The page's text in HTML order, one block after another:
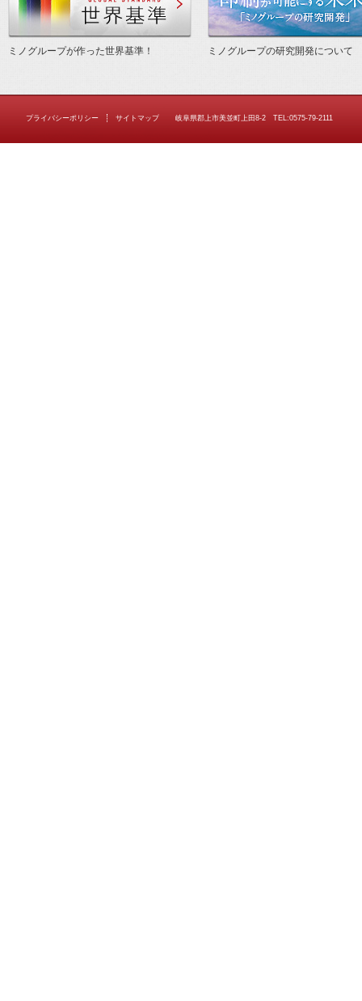
ミノグループが作った世界基準！ ミノグループの研究開発について
プライバシーポリシー サイトマップ 岐阜県郡上市美並町上田8-2 TEL:0575-79-2111